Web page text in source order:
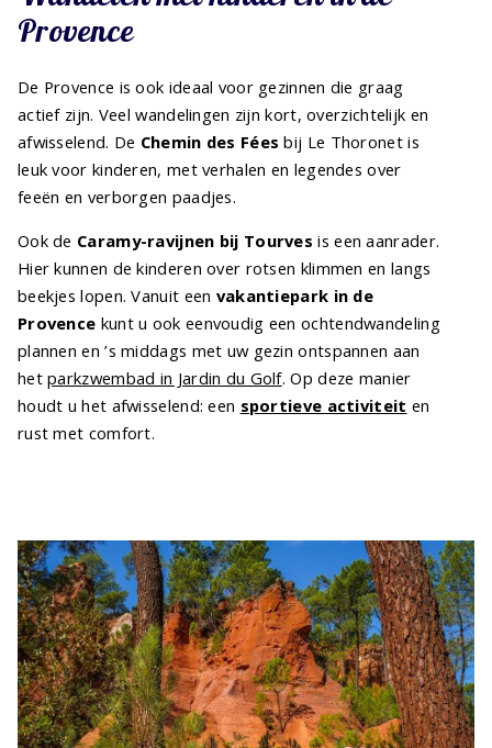
Provence
De Provence is ook ideaal voor gezinnen die graag
actief zijn. Veel wandelingen zijn kort, overzichtelijk en
afwisselend. De Chemin des Fées bij Le Thoronet is
leuk voor kinderen, met verhalen en legendes over
feeën en verborgen paadjes.
Ook de Caramy-ravijnen bij Tourves is een aanrader.
Hier kunnen de kinderen over rotsen klimmen en langs
beekjes lopen. Vanuit een vakantiepark in de
Provence kunt u ook eenvoudig een ochtendwandeling
plannen en ’s middags met uw gezin ontspannen aan
hetparkzwembad in Jardin du Golf. Op deze manier
houdt u het afwisselend: een sportieve activiteit en
rust met comfort.